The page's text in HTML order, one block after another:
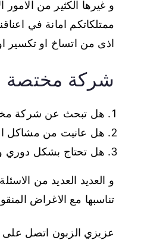
و غيرها الكثير من
ممتلكاتكم امانة في
اذى من اتساخ او تكسير
شركة مختصة
هل تبحث عن شركة
هل عانيت من مشاكل
هل تحتاج بشكل دوري
و العديد العديد من
تناسبها مع الاغراض